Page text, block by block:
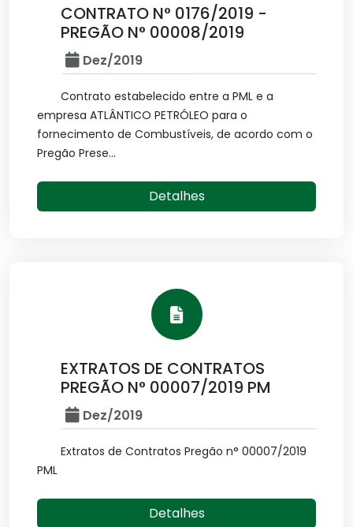
CONTRATO N° 0176/2019 -
PREGÃO N° 00008/2019
Dez/2019
Contrato estabelecido entre a PML e a
empresa ATLÂNTICO PETRÓLEO para o
fornecimento de Combustíveis, de acordo com o
Pregão Prese...
Detalhes
EXTRATOS DE CONTRATOS
PREGÃO N° 00007/2019 PM
Dez/2019
Extratos de Contratos Pregão n° 00007/2019
PML
Detalhes